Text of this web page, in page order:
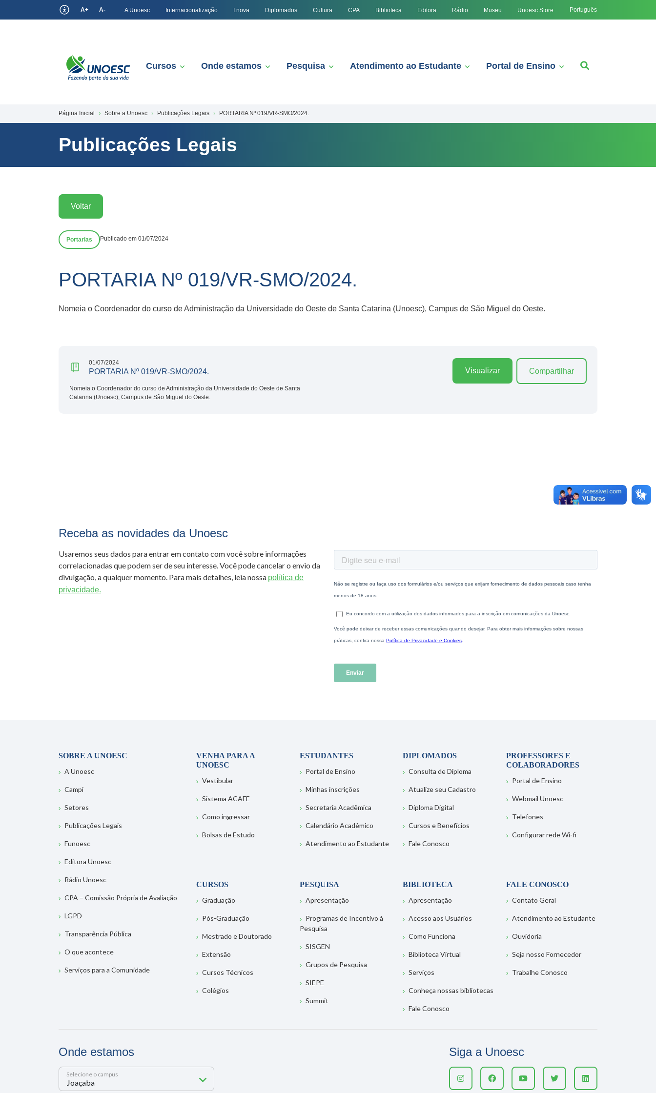
A+ A- A Unoesc Internacionalização I.nova Diplomados Cultura CPA Biblioteca Editora Rádio Museu Unoesc Store Português
Cursos Onde estamos Pesquisa Atendimento ao Estudante Portal de Ensino
Página Inicial Sobre a Unoesc Publicações Legais PORTARIA Nº 019/VR-SMO/2024.
Publicações Legais
Voltar
Portarias Publicado em 01/07/2024
PORTARIA Nº 019/VR-SMO/2024.
Nomeia o Coordenador do curso de Administração da Universidade do Oeste de Santa Catarina (Unoesc), Campus de São Miguel do Oeste.
01/07/2024
PORTARIA Nº 019/VR-SMO/2024.
Nomeia o Coordenador do curso de Administração da Universidade do Oeste de Santa
Catarina (Unoesc), Campus de São Miguel do Oeste.
Visualizar Compartilhar
Receba as novidades da Unoesc
Usaremos seus dados para entrar em contato com você sobre informações
correlacionadas que podem ser de seu interesse. Você pode cancelar o envio da
divulgação, a qualquer momento. Para mais detalhes, leia nossa política de
privacidade.
SOBRE A UNOESC
A Unoesc
Campi
Setores
Publicações Legais
Funoesc
Editora Unoesc
Rádio Unoesc
CPA – Comissão Própria de Avaliação
LGPD
Transparência Pública
O que acontece
Serviços para a Comunidade
VENHA PARA A
UNOESC
Vestibular
Sistema ACAFE
Como ingressar
Bolsas de Estudo
ESTUDANTES
Portal de Ensino
Minhas inscrições
Secretaria Acadêmica
Calendário Acadêmico
Atendimento ao Estudante
DIPLOMADOS
Consulta de Diploma
Atualize seu Cadastro
Diploma Digital
Cursos e Benefícios
Fale Conosco
PROFESSORES E
COLABORADORES
Portal de Ensino
Webmail Unoesc
Telefones
Configurar rede Wi-fi
CURSOS
Graduação
Pós-Graduação
Mestrado e Doutorado
Extensão
Cursos Técnicos
Colégios
PESQUISA
Apresentação
Programas de Incentivo à
Pesquisa
SISGEN
Grupos de Pesquisa
SIEPE
Summit
BIBLIOTECA
Apresentação
Acesso aos Usuários
Como Funciona
Biblioteca Virtual
Serviços
Conheça nossas bibliotecas
Fale Conosco
FALE CONOSCO
Contato Geral
Atendimento ao Estudante
Ouvidoria
Seja nosso Fornecedor
Trabalhe Conosco
Onde estamos
Selecione o campus
Siga a Unoesc